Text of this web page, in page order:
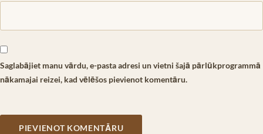
Saglabājiet manu vārdu, e-pasta adresi un vietni šajā pārlūkprogrammā
nākamajai reizei, kad vēlēšos pievienot komentāru.